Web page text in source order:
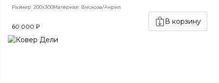
Размер: 200x300Материал: Вискоза/Акрил
60 000 ₽
В корзину